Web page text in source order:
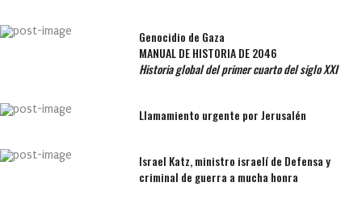
Genocidio de Gaza
MANUAL DE HISTORIA DE 2046
Historia global del primer cuarto del siglo XXI
Llamamiento urgente por Jerusalén
Israel Katz, ministro israelí de Defensa y
criminal de guerra a mucha honra